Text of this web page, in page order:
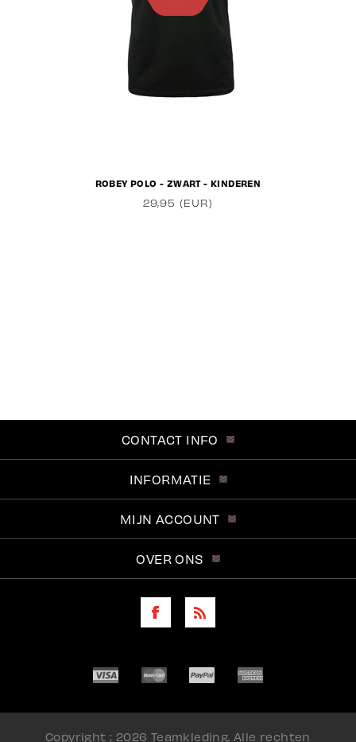
ROBEY POLO - ZWART - KINDEREN
29,95 (EUR)
CONTACT INFO
INFORMATIE
MIJN ACCOUNT
OVER ONS
Copyright ; 2026 Teamkleding. Alle rechten